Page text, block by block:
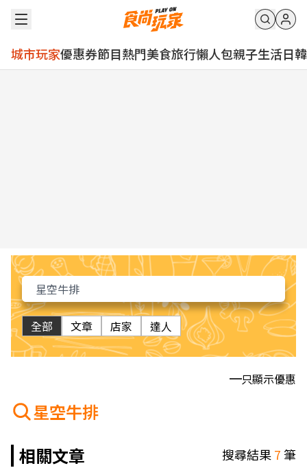
城市玩家優惠券節目熱門美食旅行懶人包親子生活日韓
全部 文章 店家 達人
只顯示優惠
星空牛排
相關文章
搜尋結果7筆